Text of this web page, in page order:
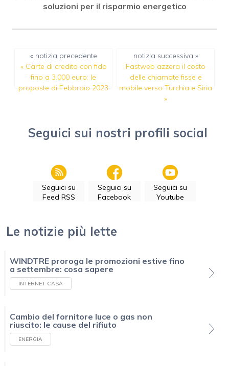
soluzioni per il risparmio energetico
« notizia precedente
« Carte di credito con fido
fino a 3.000 euro: le
proposte di Febbraio 2023
notizia successiva »
Fastweb azzera il costo
delle chiamate fisse e
mobile verso Turchia e Siria
»
Seguici sui nostri profili social
Seguici su
Feed RSS
Seguici su
Facebook
Seguici su
Youtube
Le notizie più lette
WINDTRE proroga le promozioni estive fino
a settembre: cosa sapere
INTERNET CASA
Cambio del fornitore luce o gas non
riuscito: le cause del rifiuto
ENERGIA